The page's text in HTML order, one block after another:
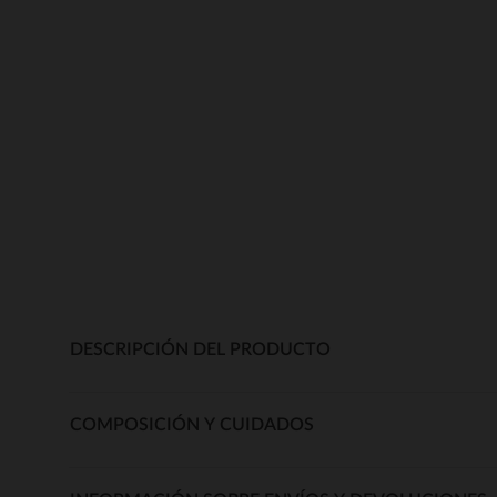
DESCRIPCIÓN DEL PRODUCTO
COMPOSICIÓN Y CUIDADOS